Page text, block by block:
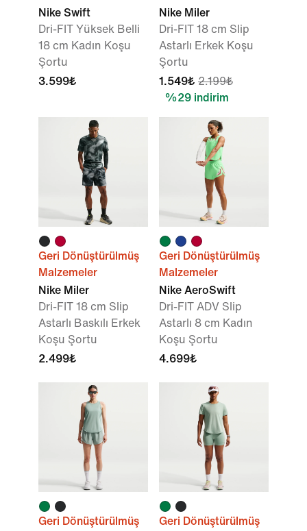
Nike Swift
Dri-FIT Yüksek Belli
18 cm Kadın Koşu
Şortu
3.599₺
Nike Miler
Dri-FIT 18 cm Slip
Astarlı Erkek Koşu
Şortu
1.549₺ 2.199₺
%29 indirim
Geri Dönüştürülmüş
Malzemeler
Nike Miler
Dri-FIT 18 cm Slip
Astarlı Baskılı Erkek
Koşu Şortu
2.499₺
Geri Dönüştürülmüş
Malzemeler
Nike AeroSwift
Dri-FIT ADV Slip
Astarlı 8 cm Kadın
Koşu Şortu
4.699₺
Geri Dönüştürülmüş
Geri Dönüştürülmüş